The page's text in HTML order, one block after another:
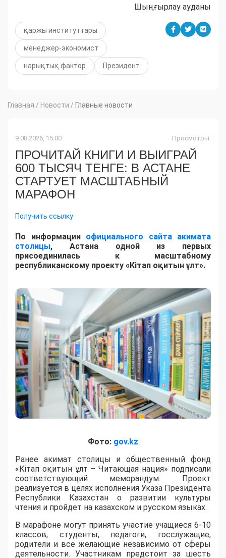
Шыңғырлау ауданы
қаржы институттары
менеджер-экономист
нарықтық фактор Президент
Главная / Новости / Главные новости
9.08.2026, 15:00 Просмотры:
ПРОЧИТАЙ КНИГИ И ВЫИГРАЙ
600 ТЫСЯЧ ТЕНГЕ: В АСТАНЕ
СТАРТУЕТ МАСШТАБНЫЙ
МАРАФОН
Получить ссылку
По информации официального сайта акимата
столицы, Астана одной из первых
присоединилась к масштабному
республиканскому проекту «Кітап оқитын ұлт».
Фото: gov.kz
Ранее акимат столицы и общественный фонд
«Кітап оқитын ұлт – Читающая нация» подписали
соответствующий меморандум. Проект
реализуется в целях исполнения Указа Президента
Республики Казахстан о развитии культуры
чтения и пройдет на казахском и русском языках.
В марафоне могут принять участие учащиеся 6-10
классов, студенты, педагоги, госслужащие,
родители и все желающие независимо от сферы
деятельности. Участникам предстоит за шесть